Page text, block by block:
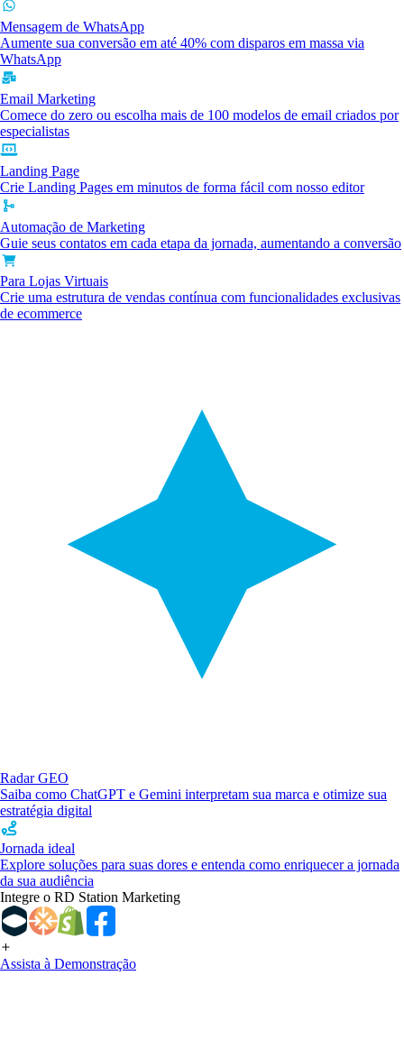
Mensagem de WhatsApp
Aumente sua conversão em até 40% com disparos em massa via
WhatsApp
Email Marketing
Comece do zero ou escolha mais de 100 modelos de email criados por
especialistas
Landing Page
Crie Landing Pages em minutos de forma fácil com nosso editor
Automação de Marketing
Guie seus contatos em cada etapa da jornada, aumentando a conversão
Para Lojas Virtuais
Crie uma estrutura de vendas contínua com funcionalidades exclusivas
de ecommerce
Radar GEO
Saiba como ChatGPT e Gemini interpretam sua marca e otimize sua
estratégia digital
Jornada ideal
Explore soluções para suas dores e entenda como enriquecer a jornada
da sua audiência
Integre o RD Station Marketing
Assista à Demonstração